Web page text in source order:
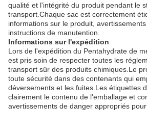
qualité et l'intégrité du produit pendant le
transport.Chaque sac est correctement
informations sur le produit,
instructions de manutention.
Informations sur l'expédition
Lors de l'expédition du Pentahydrate de
est pris soin de respecter toutes les
transport sûr des produits chimiques.Le
toute sécurité dans des contenants qui
déversements et les fuites.Les étiquettes
clairement le contenu de l'emballage et
avertissements de danger appropriés